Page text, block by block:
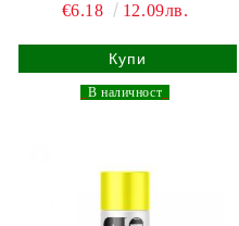
€6.18
12.09лв.
В наличност